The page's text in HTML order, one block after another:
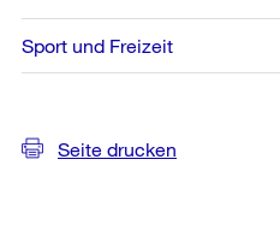
Sport und Freizeit
Seite drucken